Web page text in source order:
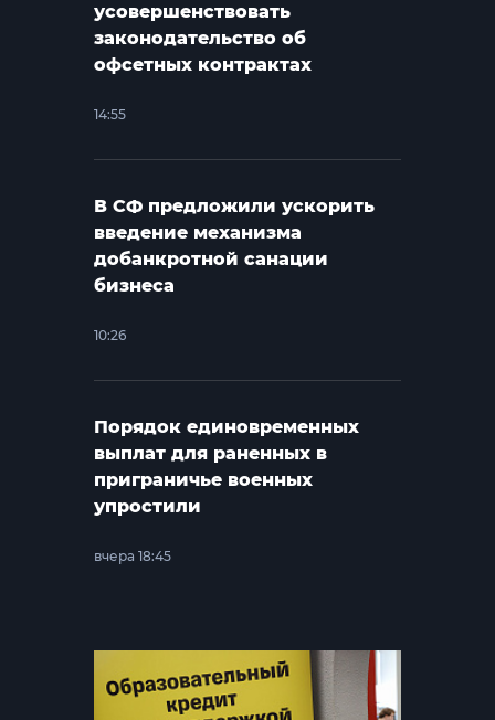
усовершенствовать
законодательство об
офсетных контрактах
14:55
В СФ предложили ускорить
введение механизма
добанкротной санации
бизнеса
10:26
Порядок единовременных
выплат для раненных в
приграничье военных
упростили
вчера 18:45